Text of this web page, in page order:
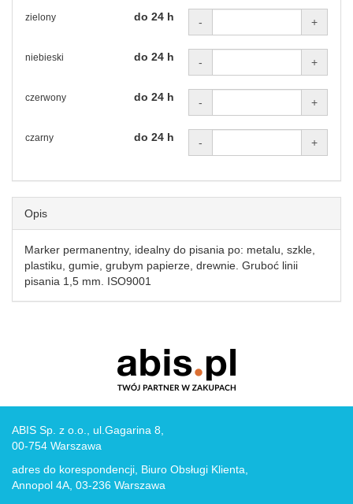
zielony do 24 h - +
niebieski do 24 h - +
czerwony do 24 h - +
czarny do 24 h - +
Opis
Marker permanentny, idealny do pisania po: metalu, szkle,
plastiku, gumie, grubym papierze, drewnie. Gruboć linii
pisania 1,5 mm. ISO9001
ABIS Sp. z o.o., ul.Gagarina 8,
00-754 Warszawa
adres do korespondencji, Biuro Obsługi Klienta,
Annopol 4A, 03-236 Warszawa